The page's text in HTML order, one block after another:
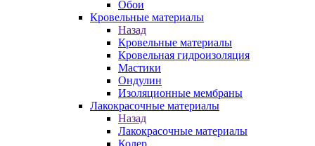
Обои
Кровельные материалы
Назад
Кровельные материалы
Кровельная гидроизоляция
Мастики
Ондулин
Изоляционные мембраны
Лакокрасочные материалы
Назад
Лакокрасочные материалы
Колер